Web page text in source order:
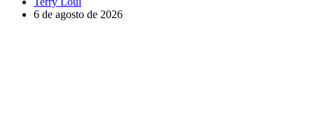
6 de agosto de 2026